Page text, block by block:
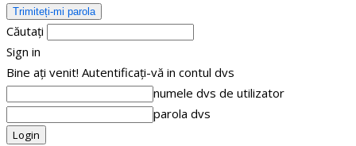
Căutați
Sign in
Bine ați venit! Autentificați-vă in contul dvs
numele dvs de utilizator
parola dvs